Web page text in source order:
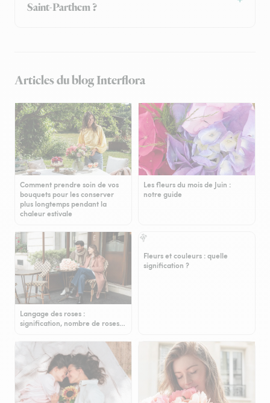
Saint-Parthem ?
Articles du blog Interflora
Comment prendre soin de vos
bouquets pour les conserver
plus longtemps pendant la
chaleur estivale
Les fleurs du mois de Juin :
notre guide
Langage des roses :
signification, nombre de roses…
Fleurs et couleurs : quelle
signification ?